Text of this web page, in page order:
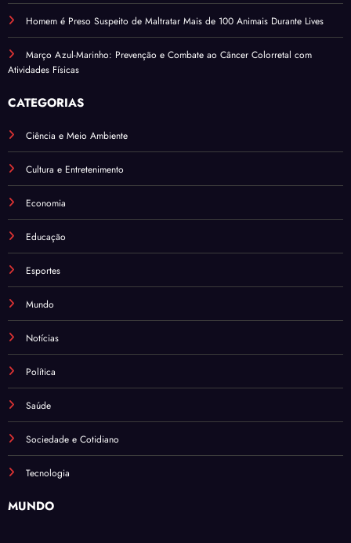
Homem é Preso Suspeito de Maltratar Mais de 100 Animais Durante Lives
Março Azul-Marinho: Prevenção e Combate ao Câncer Colorretal com
Atividades Físicas
CATEGORIAS
Ciência e Meio Ambiente
Cultura e Entretenimento
Economia
Educação
Esportes
Mundo
Notícias
Política
Saúde
Sociedade e Cotidiano
Tecnologia
MUNDO